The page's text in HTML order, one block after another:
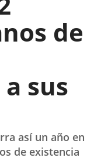
de
sus
así un año en
de existencia